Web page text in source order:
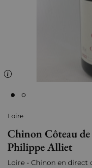
Loire
Chinon Côteau
Philippe Alliet
Loire - Chinon en direct